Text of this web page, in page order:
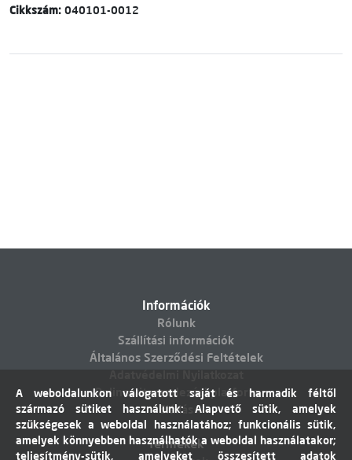
Cikkszám: 040101-0012
Információk
Rólunk
Szállítási információk
Általános Szerződési Feltételek
Online vitarendezési platform
Elállás
Termékek
A weboldalunkon válogatott saját és harmadik féltől
származó sütiket használunk: Alapvető sütik, amelyek
szükségesek a weboldal használatához; funkcionális sütik,
amelyek könnyebben használhatók a weboldal használatakor;
teljesítmény-sütik, amelyeket összesített adatok